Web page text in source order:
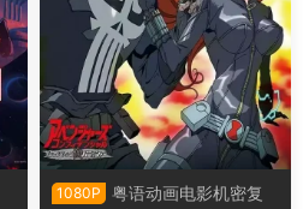
1080P
粤语动画电影机密复